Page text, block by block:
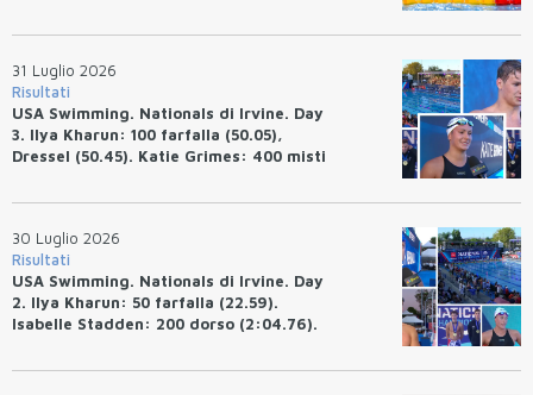
tempo.
31 Luglio 2026
Risultati
USA Swimming. Nationals di Irvine. Day
3. Ilya Kharun: 100 farfalla (50.05),
Dressel (50.45). Katie Grimes: 400 misti
Bottazzo terza nei 50 rana (30.51)
30 Luglio 2026
Risultati
USA Swimming. Nationals di Irvine. Day
2. Ilya Kharun: 50 farfalla (22.59).
Isabelle Stadden: 200 dorso (2:04.76).